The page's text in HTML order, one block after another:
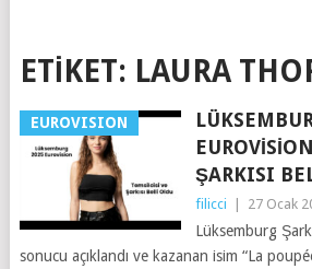
ETIKET: LAURA
EUROVISION
ŞARKISI
filicci 27 Ocak
Lüksemburg
sonucu açıklandı ve kazanan isim “La